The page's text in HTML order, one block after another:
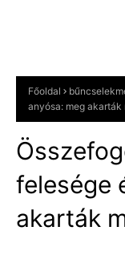
Főoldal
anyósa: meg akarták
felesége
akarták